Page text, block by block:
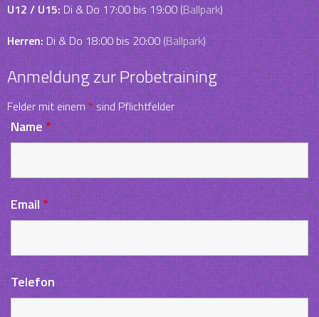
U12 / U15: Di & Do 17:00 bis 19:00 (Ballpark)
Herren: Di & Do 18:00 bis 20:00 (Ballpark)
Anmeldung zur Probetraining
Felder mit einem* sind Pflichtfelder
Name *
Email*
Telefon